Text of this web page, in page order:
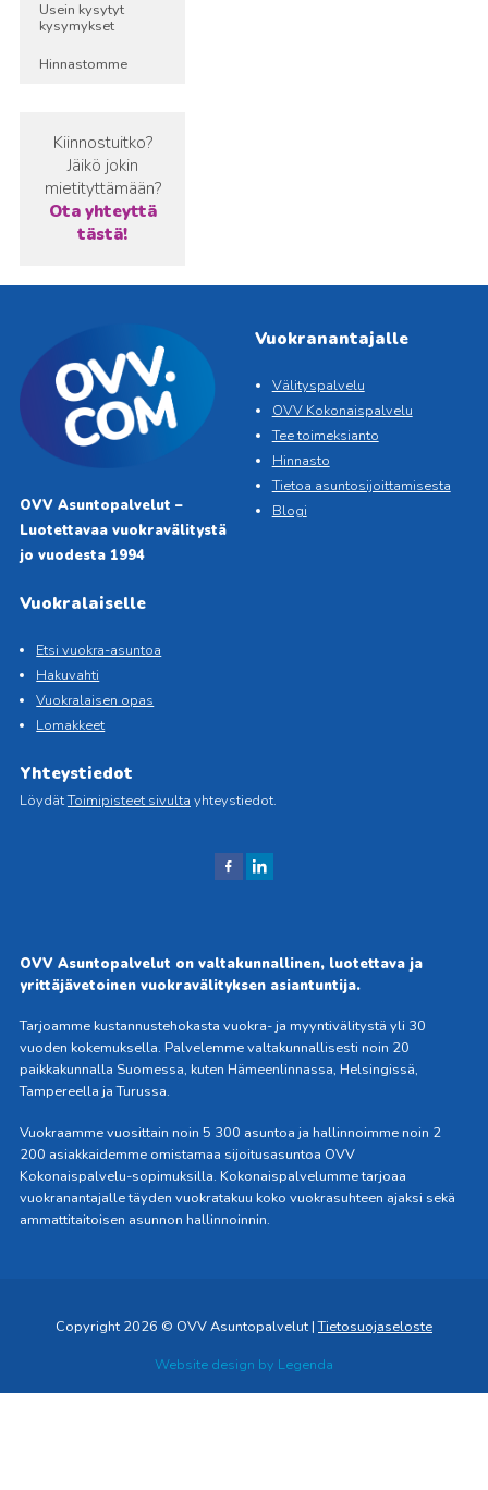
Usein kysytyt
kysymykset
Hinnastomme
Kiinnostuitko?
Jäikö jokin
mietityttämään?
Ota yhteyttä
tästä!
OVV Asuntopalvelut –
Luotettavaa vuokravälitystä
jo vuodesta 1994
Vuokranantajalle
Välityspalvelu
OVV Kokonaispalvelu
Tee toimeksianto
Hinnasto
Tietoa asuntosijoittamisesta
Blogi
Vuokralaiselle
Etsi vuokra-asuntoa
Hakuvahti
Vuokralaisen opas
Lomakkeet
Yhteystiedot
LöydätToimipisteet sivulta yhteystiedot.
J
okis issä
OVV Asuntopalvelut on valtakunnallinen, luotettava ja
yrittäjävetoinen vuokravälityksen asiantuntija.
Tarjoamme kustannustehokasta vuokra- ja myyntivälitystä yli 30
vuoden kokemuksella. Palvelemme valtakunnallisesti noin 20
paikkakunnalla Suomessa, kuten Hämeenlinnassa, Helsingissä,
Tampereella ja Turussa.
Vuokraamme vuosittain noin 5 300 asuntoa ja hallinnoimme noin 2
200 asiakkaidemme omistamaa sijoitusasuntoa OVV
Kokonaispalvelu-sopimuksilla. Kokonaispalvelumme tarjoaa
vuokranantajalle täyden vuokratakuu koko vuokrasuhteen ajaksi sekä
ammattitaitoisen asunnon hallinnoinnin.
Copyright 2026 © OVV Asuntopalvelut |Tietosuojaseloste
Website design by Legenda